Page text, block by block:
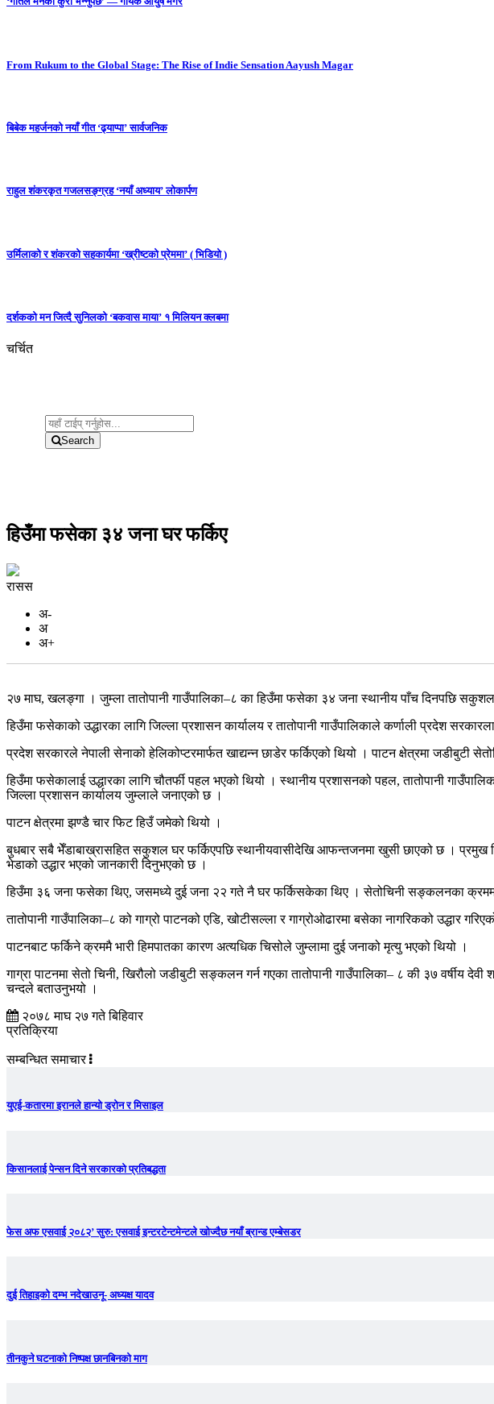
From Rukum to the Global Stage: The Rise of Indie Sensation Aayush Magar
बिबेक महर्जनको नयाँ गीत ‘ढ्याप्पा’ सार्वजनिक
राहुल शंकरकृत गजलसङ्ग्रह ‘नयाँ अध्याय’ लोकार्पण
उर्मिलाको र शंकरको सहकार्यमा ‘ख्रीष्टको प्रेममा’ ( भिडियो )
दर्शकको मन जित्दै सुनिलको ‘बकवास माया’ १ मिलियन क्लबमा
चर्चित
Search
हिउँमा फसेका ३४ जना घर फर्किए
रासस
अ-
अ
अ+
२७ माघ, खलङ्गा । जुम्ला तातोपानी गाउँपालिका–८ का हिउँमा फसेका ३४ जना स्थानीय पाँच दिनपछि
हिउँमा फसेकाको उद्धारका लागि जिल्ला प्रशासन कार्यालय र तातोपानी गाउँपालिकाले कर्णाली प्रदेश
प्रदेश सरकारले नेपाली सेनाको हेलिकोप्टरमार्फत खाद्यन्न छाडेर फर्किएको थियो । पाटन क्षेत्रमा जडीबुटी
हिउँमा फसेकालाई उद्धारका लागि चौतर्फी पहल भएको थियो । स्थानीय प्रशासनको पहल, तातोपानी
जिल्ला प्रशासन कार्यालय जुम्लाले जनाएको छ ।
पाटन क्षेत्रमा झण्डै चार फिट हिउँ जमेको थियो ।
बुधबार सबै भेँडाबाख्रासहित सकुशल घर फर्किएपछि स्थानीयवासीदेखि आफन्तजनमा खुसी छाएको छ । प्रमुख
भेडाको उद्धार भएको जानकारी दिनुभएको छ ।
हिउँमा ३६ जना फसेका थिए, जसमध्ये दुई जना २२ गते नै घर फर्किसकेका थिए । सेतोचिनी सङ्कलनका
तातोपानी गाउँपालिका–८ को गाग्रो पाटनको एडि, खोटीसल्ला र गाग्रोओढारमा बसेका नागरिकको उद्धार
पाटनबाट फर्किने क्रममै भारी हिमपातका कारण अत्यधिक चिसोले जुम्लामा दुई जनाको मृत्यु भएको थियो ।
गाग्रा पाटनमा सेतो चिनी, खिरौलो जडीबुटी सङ्कलन गर्न गएका तातोपानी गाउँपालिका– ८ की ३७ वर्षीय देवी
चन्दले बताउनुभयो ।
२०७८ माघ २७ गते बिहिवार
प्रतिक्रिया
सम्बन्धित समाचार
युएई-कतारमा इरानले हान्यो ड्रोन र मिसाइल
किसानलाई पेन्सन दिने सरकारको प्रतिबद्धता
फेस अफ एसवाई २०८२’ सुरु: एसवाई इन्टरटेन्टमेन्टले खोज्दैछ नयाँ ब्रान्ड एम्बेसडर
दुई तिहाइको दम्भ नदेखाउनू- अध्यक्ष यादव
तीनकुने घटनाकाे निष्पक्ष छानबिनकाे माग